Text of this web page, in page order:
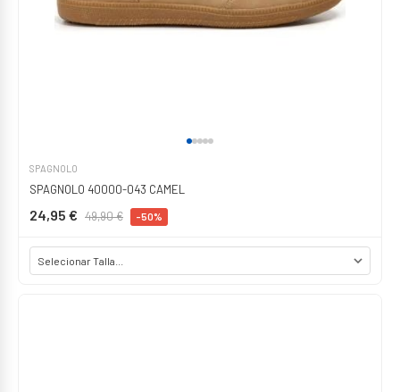
SPAGNOLO
SPAGNOLO 40000-043 CAMEL
24,95 € 49,90 € -50%